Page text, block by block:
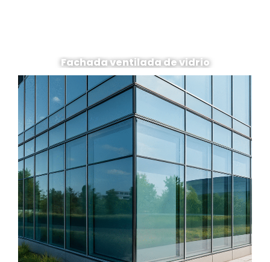
Fachada ventilada de vidrio